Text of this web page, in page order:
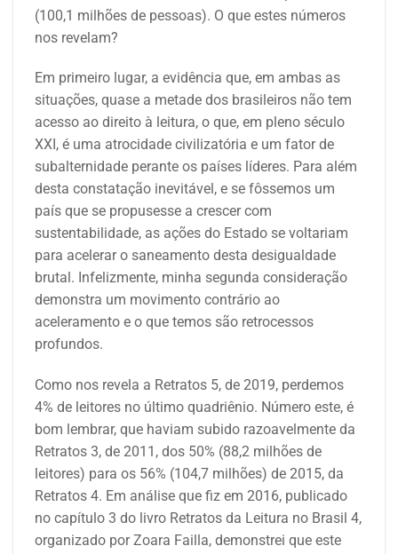
(100,1 milhões de pessoas). O que estes números
nos revelam?
Em primeiro lugar, a evidência que, em ambas as
situações, quase a metade dos brasileiros não tem
acesso ao direito à leitura, o que, em pleno século
XXI, é uma atrocidade civilizatória e um fator de
subalternidade perante os países líderes. Para além
desta constatação inevitável, e se fôssemos um
país que se propusesse a crescer com
sustentabilidade, as ações do Estado se voltariam
para acelerar o saneamento desta desigualdade
brutal. Infelizmente, minha segunda consideração
demonstra um movimento contrário ao
aceleramento e o que temos são retrocessos
profundos.
Como nos revela a Retratos 5, de 2019, perdemos
4% de leitores no último quadriênio. Número este, é
bom lembrar, que haviam subido razoavelmente da
Retratos 3, de 2011, dos 50% (88,2 milhões de
leitores) para os 56% (104,7 milhões) de 2015, da
Retratos 4. Em análise que fiz em 2016, publicado
no capítulo 3 do livro Retratos da Leitura no Brasil 4,
organizado por Zoara Failla, demonstrei que este